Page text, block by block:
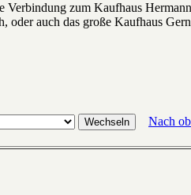
Verbindung zum Kaufhaus
oder auch das große Kaufhaus
Nach